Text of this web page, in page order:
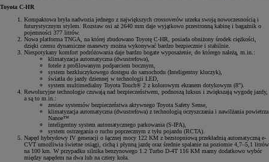
Toyota C-HR
Kompaktowa bryła nadwozia jednego z największych crossoverów urzeka swoją nowoczesnością i
futurystycznym stylem. Rozstaw osi aż 2640 mm daje wyjątkowo przestronną kabinę i bagażnik o
pojemności 377 litrów.
Nowa platforma TNGA, na której zbudowano Toyotę C-HR, posiada obniżony środek ciężkości,
dzięki czemu dynamiczne manewry można wykonywać bardzo bezpiecznie i stabilnie.
Niespotykany komfort podróżowania daje bardzo bogate wyposażenie, do którego należą, m.in.:
klimatyzacja automatyczna (dwustrefowa),
fotele z profilowanym podparciem bocznym,
system bezkluczykowego dostępu do samochodu (Inteligentny kluczyk),
światła do jazdy dziennej w technologii LED,
system multimedialny Toyota Touch® 2 z kolorowym ekranem dotykowym (8").
Rewolucyjne technologie czuwają nad bezpieczeństwem, podnoszą luksus i zwiększają wygodę jazdy,
a są to m.in.:
zestaw systemów bezpieczeństwa aktywnego Toyota Safety Sense,
klimatyzacja automatyczna (dwustrefowa) z technologią oczyszczania i nawilżania powietrza
Nanoe™
inteligentny system automatycznego parkowania (S-IPA),
system ostrzegania o ruchu poprzecznym z tyłu pojazdu (RCTA).
Napęd hybrydowy IV generacji o łącznej mocy 122 KM z bezstopniową przekładnią automatyczną e-
CVT umożliwia świetne osiągi, cichą i płynną jazdę oraz średnie spalanie na poziomie 4,7–5,1 litrów
na 100 km. W przypadku silnika benzynowego 1.2 Turbo D-4T 116 KM mamy dodatkowo wybór
między napędem na dwa lub na cztery koła.